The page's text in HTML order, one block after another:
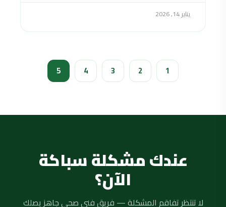
يناير 14, 2026
1
2
3
4
5
عندك مشكلة سباكة
الآن؟
لا تنتظر تفاقم المشكلة — فريق فني صحي جاهز يصلك